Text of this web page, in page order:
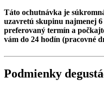
Táto ochutnávka je
uzavretú skupinu najmenej
preferovaný termín a
vám do 24 hodín (pracovné
Podmienky